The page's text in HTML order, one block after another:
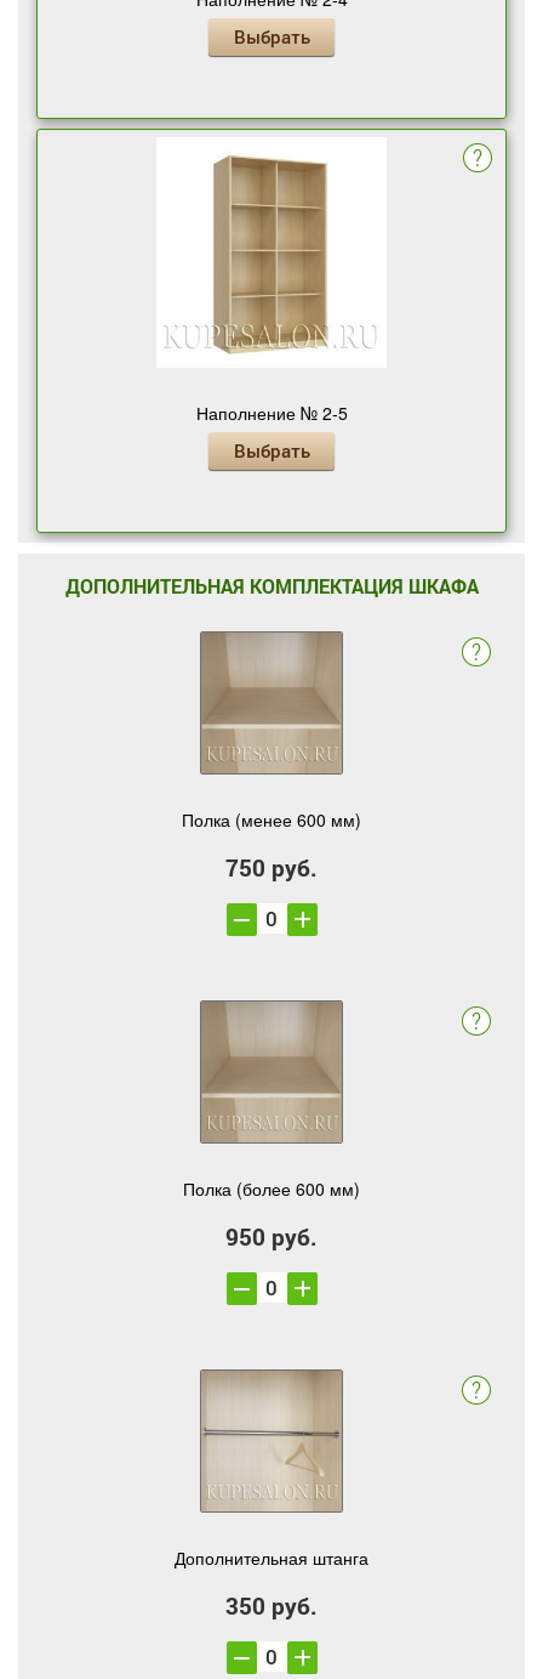
Выбрать
Наполнение № 2-5
Выбрать
ДОПОЛНИТЕЛЬНАЯ КОМПЛЕКТАЦИЯ ШКАФА
Полка (менее 600 мм)
750 руб.
Полка (более 600 мм)
950 руб.
Дополнительная штанга
350 руб.